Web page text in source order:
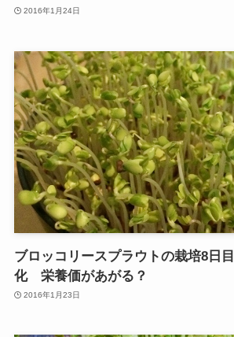
2016年1月24日
ブロッコリースプラウトの栽培8日
化 栄養価があがる？
2016年1月23日